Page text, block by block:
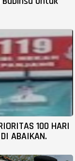
100 HARI
ABAIKAN.